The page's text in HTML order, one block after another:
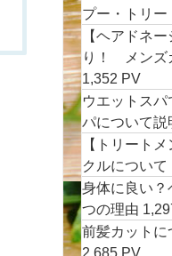
プー・トリー
【ヘアドネ
り！ メンズ
1,352 PV
ウエットスパ
パについて説
【トリート
クルについて
身体に良い？
つの理由
前髪カットに
2,685 PV